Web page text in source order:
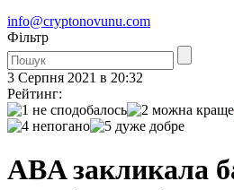
info@cryptonovunu.com
Фiльтр
3 Серпня 2021 в 20:32
Рейтинг:
ABA закликала